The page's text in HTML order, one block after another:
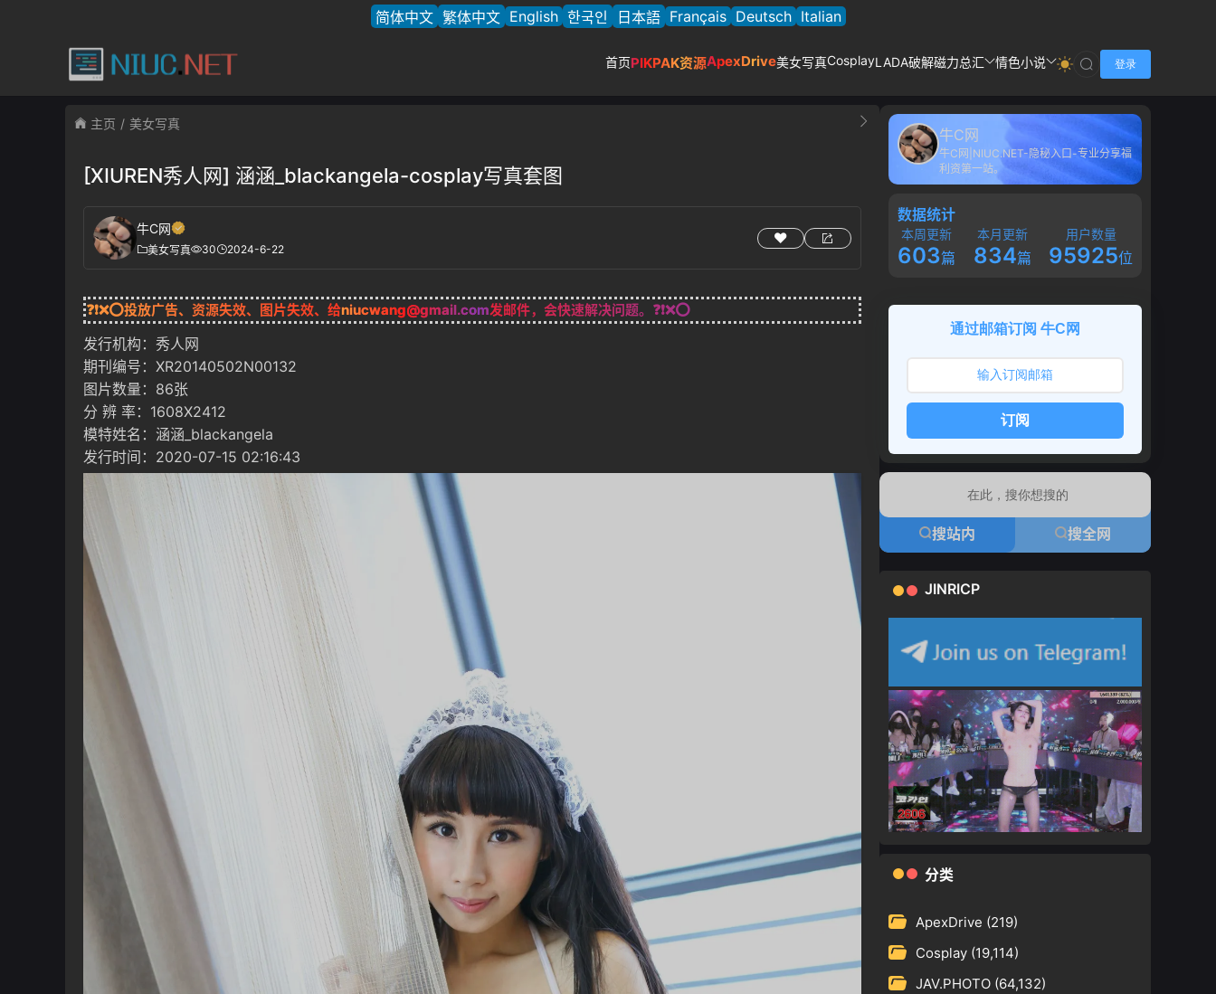
简体中文 繁体中文 English 한국인 日本語 Français Deutsch Italian
首页PIKPAK资源ApexDrive美女写真CosplayLADA破解磁力总汇 情色小说 登录
主页 美女写真
[XIUREN秀人网] 涵涵_blackangela-cosplay写真套图
牛C网
美女写真 30 2024-6-22
❓❗❌⭕投放广告、资源失效、图片失效、给niucwang@gmail.com发邮件，会快速解决问题。❓❗❌⭕
发行机构：秀人网
期刊编号：XR20140502N00132
图片数量：86张
分 辨 率：1608X2412
模特姓名：涵涵_blackangela
发行时间：2020-07-15 02:16:43
牛C网
牛C网|NIUC.NET-隐秘入口-专业分享福
利资第一站。
数据统计
本周更新
603篇
本月更新
834篇
用户数量
95925位
通过邮箱订阅 牛C网
订阅
搜站内 搜全网
JINRICP
分类
ApexDrive (219)
Cosplay (19,114)
JAV.PHOTO (64,132)